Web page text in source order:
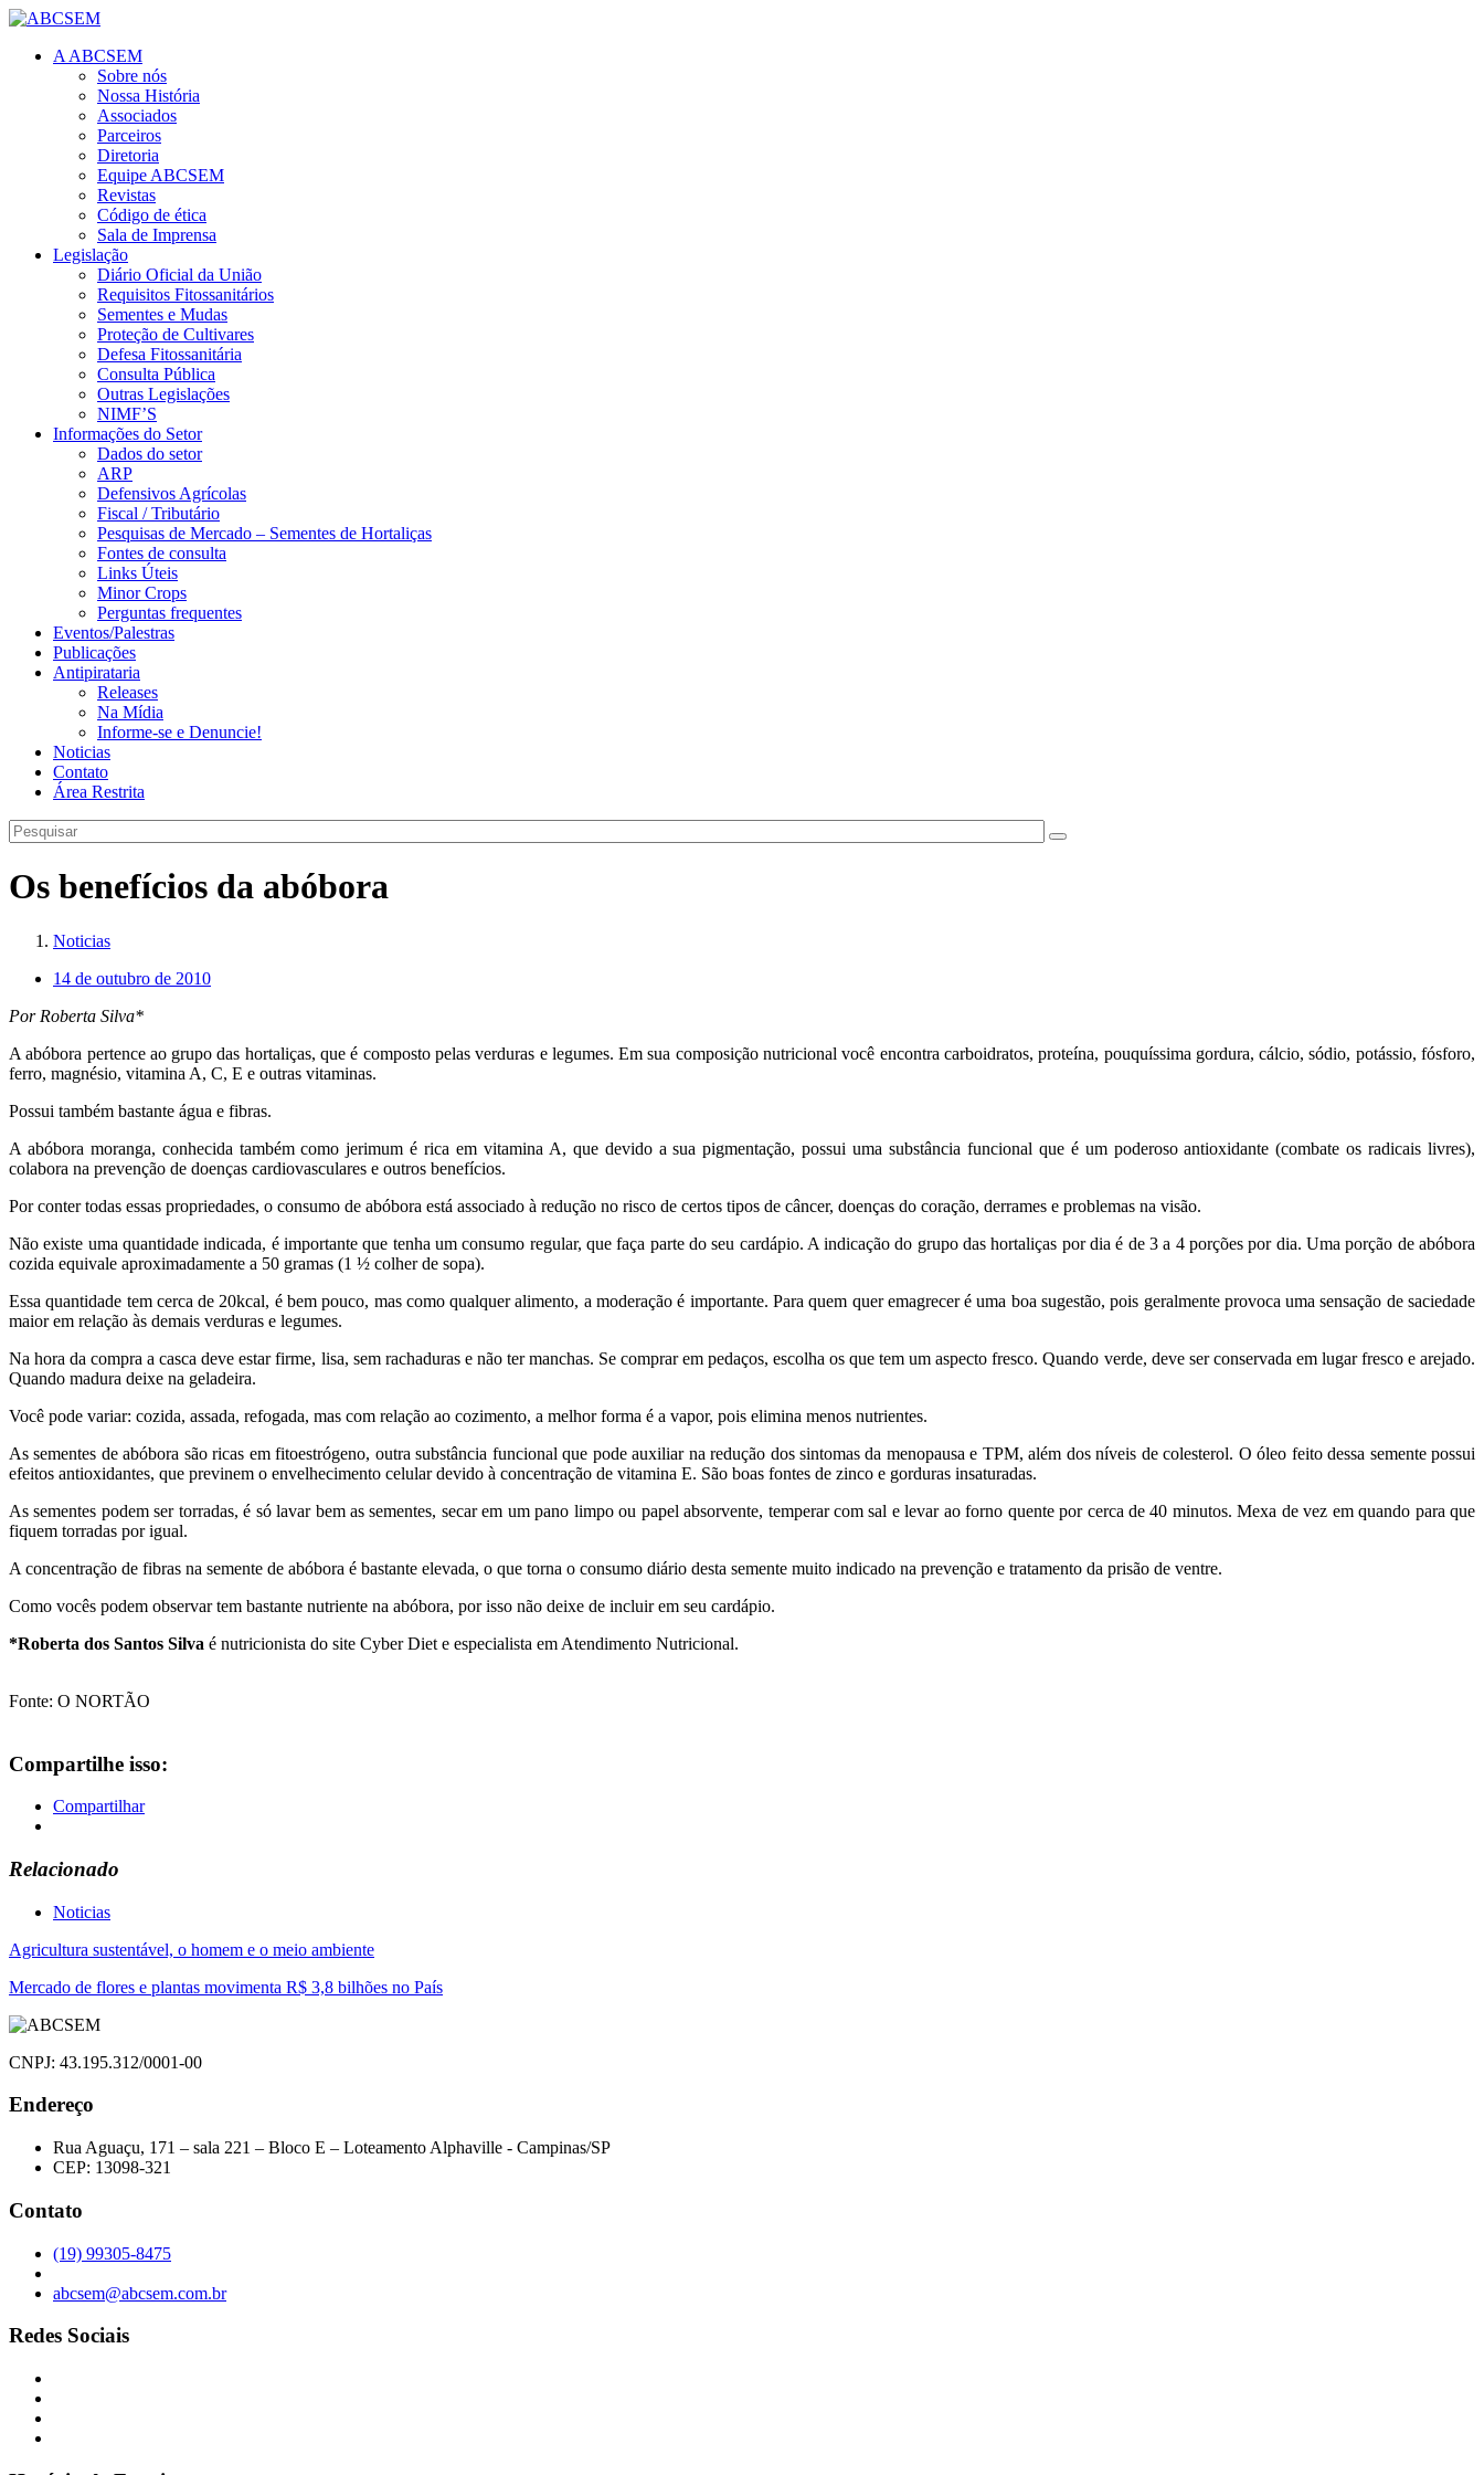
A ABCSEM
Sobre nós
Nossa História
Associados
Parceiros
Diretoria
Equipe ABCSEM
Revistas
Código de ética
Sala de Imprensa
Legislação
Diário Oficial da União
Requisitos Fitossanitários
Sementes e Mudas
Proteção de Cultivares
Defesa Fitossanitária
Consulta Pública
Outras Legislações
NIMF’S
Informações do Setor
Dados do setor
ARP
Defensivos Agrícolas
Fiscal / Tributário
Pesquisas de Mercado – Sementes de Hortaliças
Fontes de consulta
Links Úteis
Minor Crops
Perguntas frequentes
Eventos/Palestras
Publicações
Antipirataria
Releases
Na Mídia
Informe-se e Denuncie!
Noticias
Contato
Área Restrita
Os benefícios da abóbora
Noticias
14 de outubro de 2010
Por Roberta Silva*
A abóbora pertence ao grupo das hortaliças, que é composto pelas verduras e legumes. Em sua composição nutricional você encontra carboidratos, proteína, pouquíssima gordura, cálcio, sódio, potássio, fósforo,
ferro, magnésio, vitamina A, C, E e outras vitaminas.
Possui também bastante água e fibras.
A abóbora moranga, conhecida também como jerimum é rica em vitamina A, que devido a sua pigmentação, possui uma substância funcional que é um poderoso antioxidante (combate os radicais livres),
colabora na prevenção de doenças cardiovasculares e outros benefícios.
Por conter todas essas propriedades, o consumo de abóbora está associado à redução no risco de certos tipos de câncer, doenças do coração, derrames e problemas na visão.
Não existe uma quantidade indicada, é importante que tenha um consumo regular, que faça parte do seu cardápio. A indicação do grupo das hortaliças por dia é de 3 a 4 porções por dia. Uma porção de abóbora
cozida equivale aproximadamente a 50 gramas (1 ½ colher de sopa).
Essa quantidade tem cerca de 20kcal, é bem pouco, mas como qualquer alimento, a moderação é importante. Para quem quer emagrecer é uma boa sugestão, pois geralmente provoca uma sensação de saciedade
maior em relação às demais verduras e legumes.
Na hora da compra a casca deve estar firme, lisa, sem rachaduras e não ter manchas. Se comprar em pedaços, escolha os que tem um aspecto fresco. Quando verde, deve ser conservada em lugar fresco e arejado.
Quando madura deixe na geladeira.
Você pode variar: cozida, assada, refogada, mas com relação ao cozimento, a melhor forma é a vapor, pois elimina menos nutrientes.
As sementes de abóbora são ricas em fitoestrógeno, outra substância funcional que pode auxiliar na redução dos sintomas da menopausa e TPM, além dos níveis de colesterol. O óleo feito dessa semente possui
efeitos antioxidantes, que previnem o envelhecimento celular devido à concentração de vitamina E. São boas fontes de zinco e gorduras insaturadas.
As sementes podem ser torradas, é só lavar bem as sementes, secar em um pano limpo ou papel absorvente, temperar com sal e levar ao forno quente por cerca de 40 minutos. Mexa de vez em quando para que
fiquem torradas por igual.
A concentração de fibras na semente de abóbora é bastante elevada, o que torna o consumo diário desta semente muito indicado na prevenção e tratamento da prisão de ventre.
Como vocês podem observar tem bastante nutriente na abóbora, por isso não deixe de incluir em seu cardápio.
*Roberta dos Santos Silva é nutricionista do site Cyber Diet e especialista em Atendimento Nutricional.
Fonte: O NORTÃO
Compartilhe isso:
Compartilhar
Relacionado
Noticias
Navegação
de
Post
Agricultura sustentável, o homem e o meio ambiente
Mercado de flores e plantas movimenta R$ 3,8 bilhões no País
CNPJ: 43.195.312/0001-00
Endereço
Rua Aguaçu, 171 – sala 221 – Bloco E – Loteamento Alphaville - Campinas/SP
CEP: 13098-321
Contato
(19) 99305-8475
abcsem@abcsem.com.br
Redes Sociais